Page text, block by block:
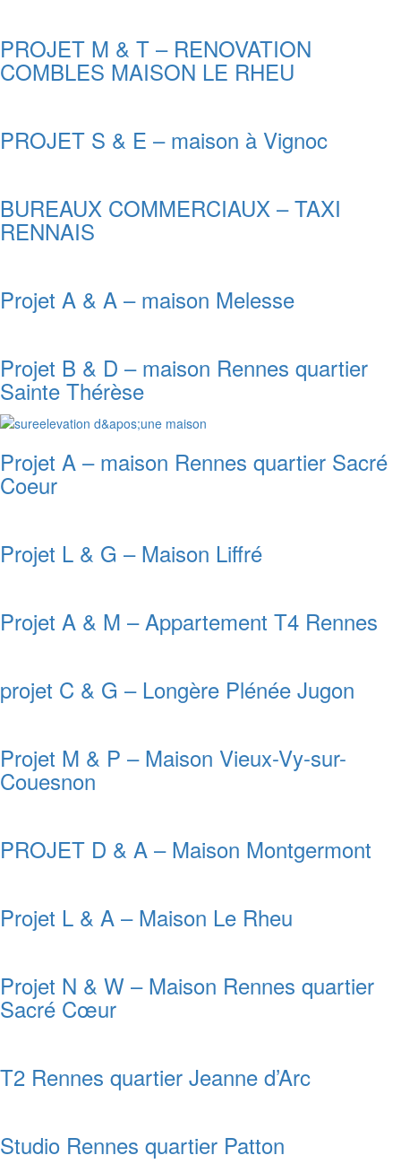
PROJET M & T – RENOVATION
COMBLES MAISON LE RHEU
PROJET S & E – maison à Vignoc
BUREAUX COMMERCIAUX – TAXI
RENNAIS
Projet A & A – maison Melesse
Projet B & D – maison Rennes quartier
Sainte Thérèse
Projet A – maison Rennes quartier Sacré
Coeur
Projet L & G – Maison Liffré
Projet A & M – Appartement T4 Rennes
projet C & G – Longère Plénée Jugon
Projet M & P – Maison Vieux-Vy-sur-
Couesnon
PROJET D & A – Maison Montgermont
Projet L & A – Maison Le Rheu
Projet N & W – Maison Rennes quartier
Sacré Cœur
T2 Rennes quartier Jeanne d’Arc
Studio Rennes quartier Patton